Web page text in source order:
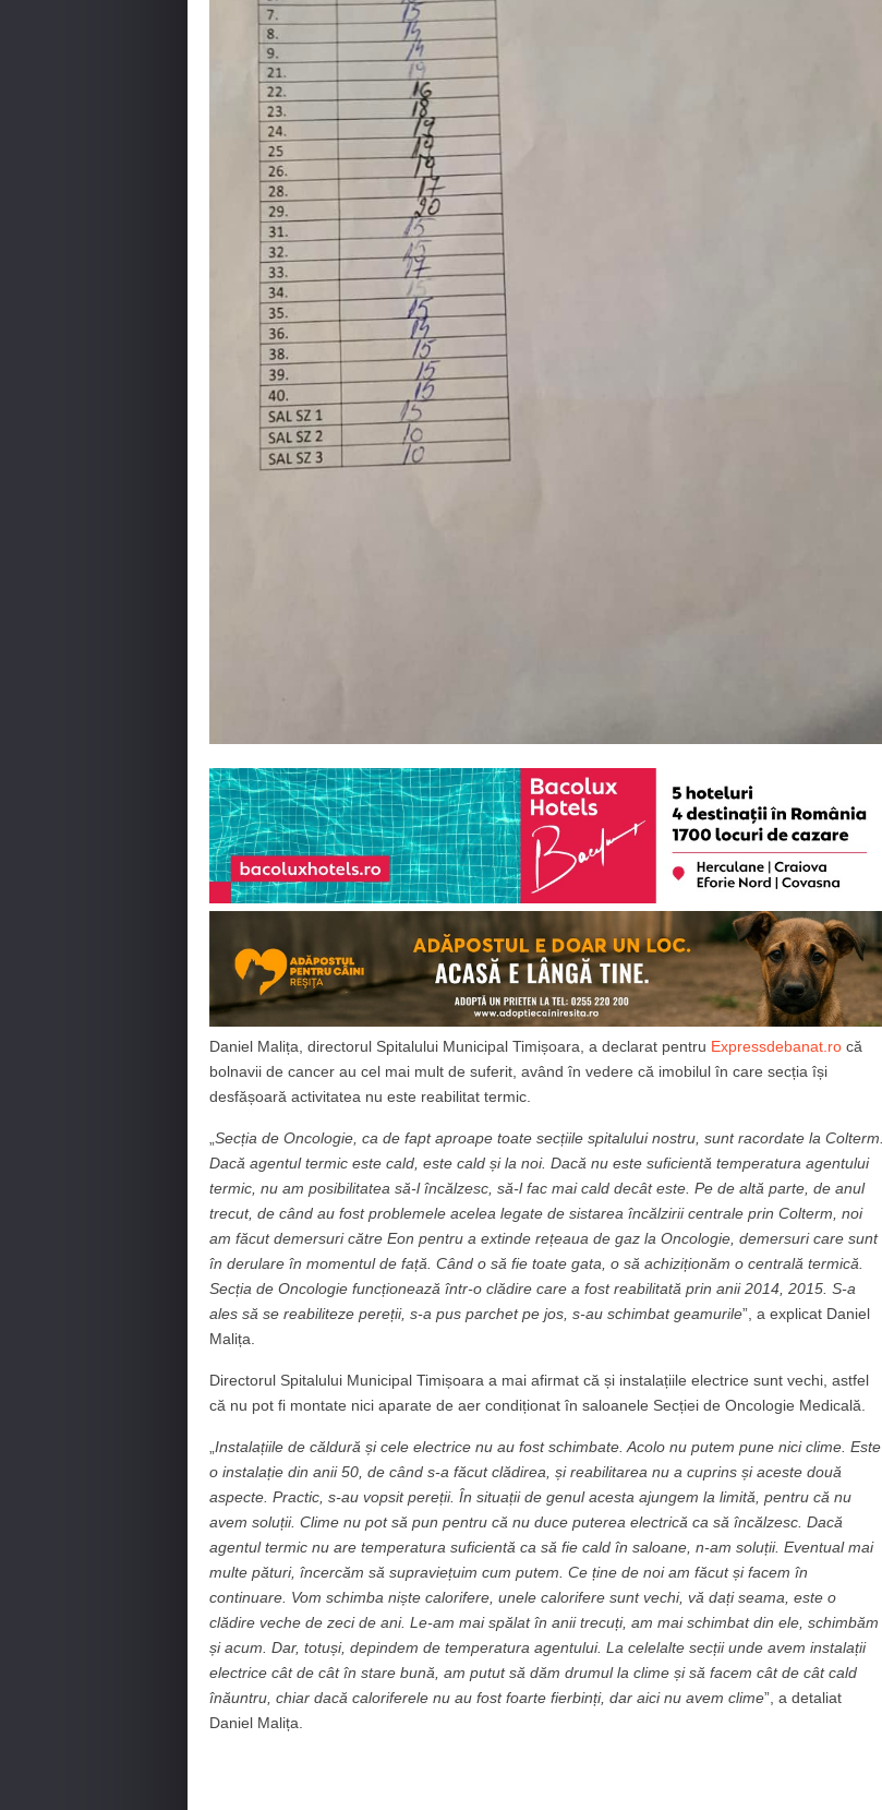
Daniel Malița, directorul Spitalului Municipal Timișoara, a declarat pentru Expressdebanat.ro că
bolnavii de cancer au cel mai mult de suferit, având în vedere că imobilul în care secția își
desfășoară activitatea nu este reabilitat termic.
Secția de Oncologie, ca de fapt aproape toate secțiile spitalului nostru, sunt racordate la Colterm.
Dacă agentul termic este cald, este cald și la noi. Dacă nu este suficientă temperatura agentului
termic, nu am posibilitatea să-l încălzesc, să-l fac mai cald decât este. Pe de altă parte, de anul
trecut, de când au fost problemele acelea legate de sistarea încălzirii centrale prin Colterm, noi
am făcut demersuri către Eon pentru a extinde rețeaua de gaz la Oncologie, demersuri care sunt
în derulare în momentul de față. Când o să fie toate gata, o să achiziționăm o centrală termică.
Secția de Oncologie funcționează într-o clădire care a fost reabilitată prin anii 2014, 2015. S-a
ales să se reabiliteze pereții, s-a pus parchet pe jos, s-au schimbat geamurile”, a explicat Daniel
Malița.
Directorul Spitalului Municipal Timișoara a mai afirmat că și instalațiile electrice sunt vechi, astfel
că nu pot fi montate nici aparate de aer condiționat în saloanele Secției de Oncologie Medicală.
Instalațiile de căldură și cele electrice nu au fost schimbate. Acolo nu putem pune nici clime. Este
o instalație din anii 50, de când s-a făcut clădirea, și reabilitarea nu a cuprins și aceste două
aspecte. Practic, s-au vopsit pereții. În situații de genul acesta ajungem la limită, pentru că nu
avem soluții. Clime nu pot să pun pentru că nu duce puterea electrică ca să încălzesc. Dacă
agentul termic nu are temperatura suficientă ca să fie cald în saloane, n-am soluții. Eventual mai
multe pături, încercăm să supraviețuim cum putem. Ce ține de noi am făcut și facem în
continuare. Vom schimba niște calorifere, unele calorifere sunt vechi, vă dați seama, este o
clădire veche de zeci de ani. Le-am mai spălat în anii trecuți, am mai schimbat din ele, schimbăm
și acum. Dar, totuși, depindem de temperatura agentului. La celelalte secții unde avem instalații
electrice cât de cât în stare bună, am putut să dăm drumul la clime și să facem cât de cât cald
înăuntru, chiar dacă caloriferele nu au fost foarte fierbinți, dar aici nu avem clime”, a detaliat
Daniel Malița.